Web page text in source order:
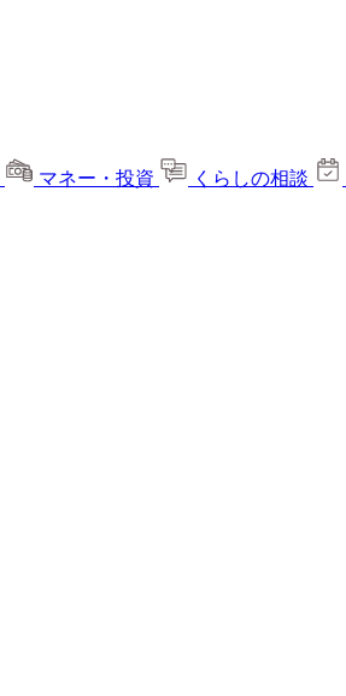
マネー・投資 くらしの相談